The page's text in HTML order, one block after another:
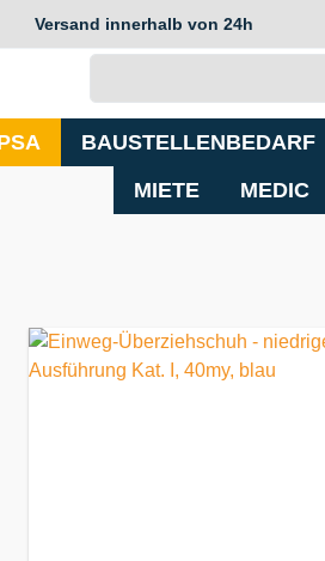
Versand innerhalb von 24h
BAUSTELLENBEDARF
MIETE
MEDIC